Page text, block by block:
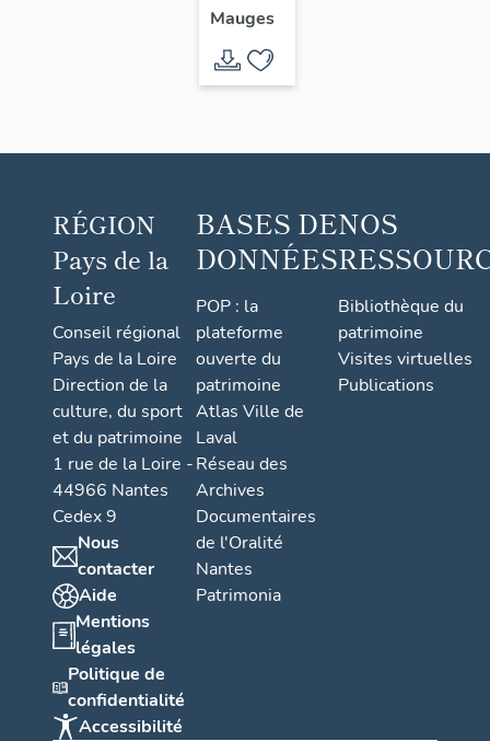
Mauges
RÉGION
Pays de la
Loire
Conseil régional
Pays de la Loire
Direction de la
culture, du sport
et du patrimoine
1 rue de la Loire -
44966 Nantes
Cedex 9
Nous
contacter
Aide
Mentions
légales
Politique de
confidentialité
Accessibilité
BASES DE
DONNÉES
POP : la
plateforme
ouverte du
patrimoine
Atlas Ville de
Laval
Réseau des
Archives
Documentaires
de l'Oralité
Nantes
Patrimonia
NOS
Bibliothèque du
patrimoine
Visites virtuelles
Publications